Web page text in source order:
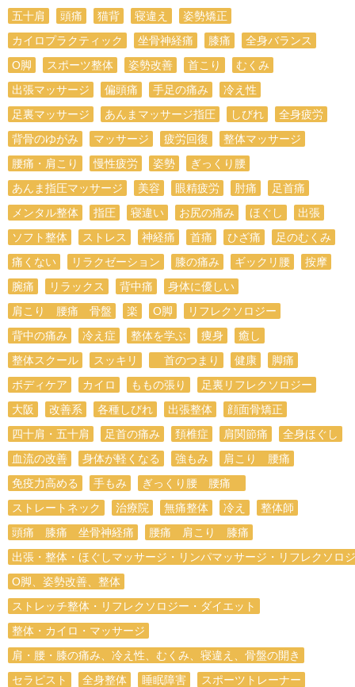
五十肩 頭痛 猫背 寝違え
姿勢矯正
カイロプラクティック
坐骨神経痛 膝痛
全身バランス
О脚
スポーツ整体 姿勢改善 首こり
むくみ
出張マッサージ
偏頭痛 手足の痛み
冷え性
足裏マッサージ
あんまマッサージ指圧 しびれ
全身疲労
背骨のゆがみ
マッサージ 疲労回復
整体マッサージ
腰痛・肩こり
慢性疲労 姿勢
ぎっくり腰
あんま指圧マッサージ
美容 眼精疲労 肘痛
足首痛
メンタル整体
指圧 寝違い お尻の痛み ほぐし
出張
ソフト整体
ストレス 神経痛 首痛 ひざ痛
足のむくみ
痛くない
リラクゼーション 膝の痛み ギックリ腰
按摩
腕痛
リラックス 背中痛
身体に優しい
肩こり 腰痛 骨盤
楽 O脚
リフレクソロジー
背中の痛み
冷え症 整体を学ぶ 痩身
癒し
整体スクール
スッキリ 首のつまり 健康
脚痛
ボディケア
カイロ ももの張り
足裏リフレクソロジー
大阪
改善系 各種しびれ 出張整体
顔面骨矯正
四十肩・五十肩
足首の痛み 頚椎症 肩関節痛
全身ほぐし
血流の改善
身体が軽くなる 強もみ
肩こり 腰痛
免疫力高める
手もみ
ぎっくり腰 腰痛
ストレートネック
治療院 無痛整体 冷え
整体師
頭痛 膝痛 坐骨神経痛
腰痛 肩こり 膝痛
出張・整体・ほぐしマッサージ・リンパマッサージ・リフレクソロ
O脚、姿勢改善、整体
ストレッチ整体・リフレクソロジー・ダイエット
整体・カイロ・マッサージ
肩・腰・膝の痛み、冷え性、むくみ、寝違え、骨盤の開き
セラピスト
全身整体 睡眠障害
スポーツトレーナー